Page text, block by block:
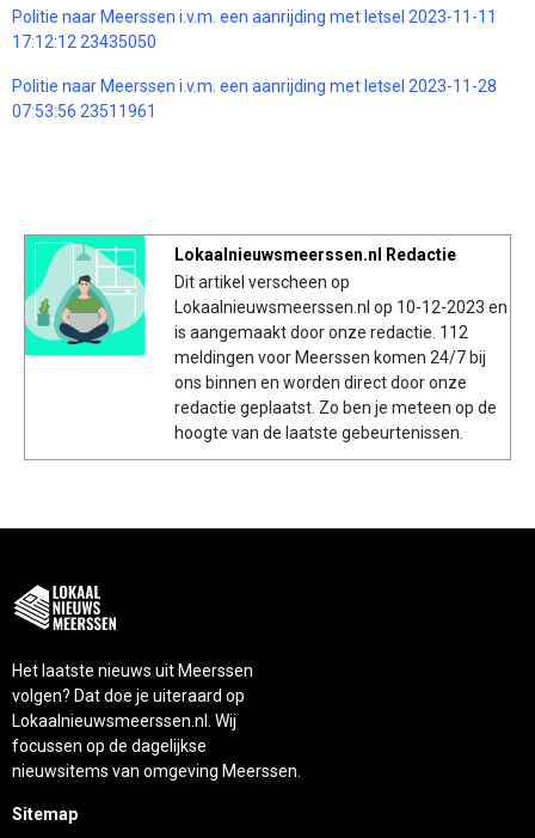
Politie naar Meerssen i.v.m. een aanrijding met letsel 2023-11-11
17:12:12 23435050
Politie naar Meerssen i.v.m. een aanrijding met letsel 2023-11-28
07:53:56 23511961
Lokaalnieuwsmeerssen.nl Redactie
Dit artikel verscheen op
Lokaalnieuwsmeerssen.nl op 10-12-2023 en
is aangemaakt door onze redactie. 112
meldingen voor Meerssen komen 24/7 bij
ons binnen en worden direct door onze
redactie geplaatst. Zo ben je meteen op de
hoogte van de laatste gebeurtenissen.
Het laatste nieuws uit Meerssen
volgen? Dat doe je uiteraard op
Lokaalnieuwsmeerssen.nl. Wij
focussen op de dagelijkse
nieuwsitems van omgeving Meerssen.
Sitemap